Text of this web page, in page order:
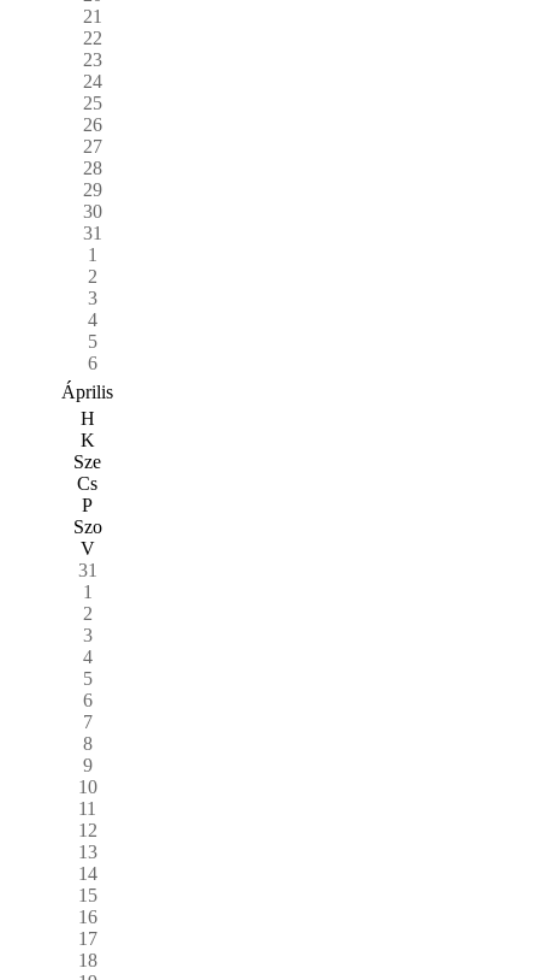
21
22
23
24
25
26
27
28
29
30
31
1
2
3
4
5
6
Április
H
K
Sze
Cs
P
Szo
V
31
1
2
3
4
5
6
7
8
9
10
11
12
13
14
15
16
17
18